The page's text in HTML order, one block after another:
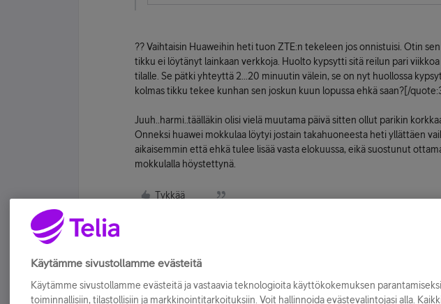
?? Vaihtaisin Huaweihin heti tuon ZTE:n tekeleen jos onnistuisi. Otin
tikku ei löytänyt lainkaan verkkoja. Huolto kypsytti sitä reilun pari
tilalle. Se pätki yhteyttä 2...20 minuutin välein, se on nyt huollossa
kolmas tikku tekee kunhan sen joskun kuun lopussa ehkä saan?[/
Juuh..harmi..täälläkin olisi vielä muutama päivä sitten ollut parikin
Onneksi huawei mokkulaa löytyi jostain takahuoneesta heti yllättäen
aikaisemmin että ehkä tulee lisää vasta elokuussa, eikä suostunut
mokkulalla höystettynä.
Tykkää
Käytämme sivustollamme evästeitä
Käytämme sivustollamme evästeitä ja vastaavia teknologioita käyttökokemuksen
toiminnallisiin, tilastollisiin ja markkinointitarkoituksiin. Voit hallinnoida evästevalintojasi alla.